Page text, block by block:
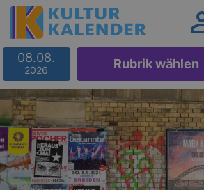
08.08.
2026 Rubrik wählen